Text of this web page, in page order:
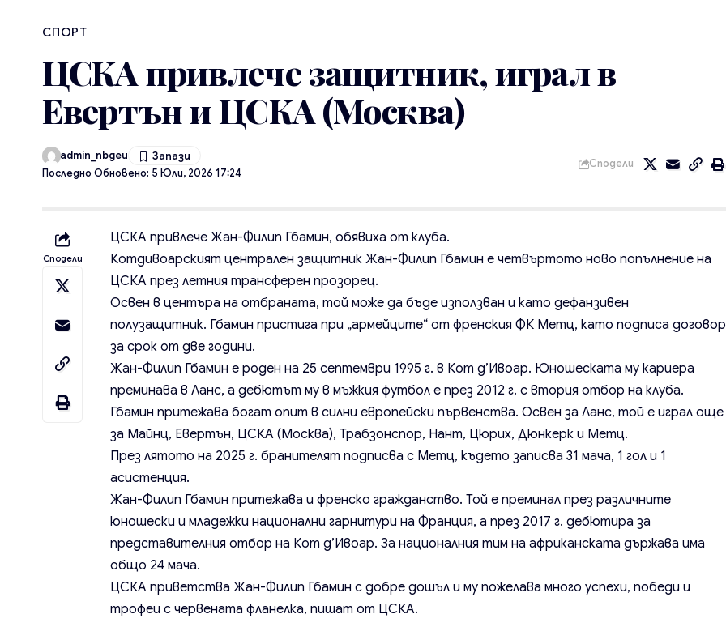
СПОРТ
ЦСКА привлече защитник, играл в
Евертън и ЦСКА (Москва)
Последно Обновено: 5 Юли, 2026 17:24
admin_nbgeu
Сподели
Сподели
ЦСКА привлече Жан-Филип Гбамин, обявиха от клуба.
Котдивоарският централен защитник Жан-Филип Гбамин е четвъртото ново попълнение на
ЦСКА през летния трансферен прозорец.
Освен в центъра на отбраната, той може да бъде използван и като дефанзивен
полузащитник. Гбамин пристига при „армейците“ от френския ФК Метц, като подписа договор
за срок от две години.
Жан-Филип Гбамин е роден на 25 септември 1995 г. в Кот д’Ивоар. Юношеската му кариера
преминава в Ланс, а дебютът му в мъжкия футбол е през 2012 г. с втория отбор на клуба.
Гбамин притежава богат опит в силни европейски първенства. Освен за Ланс, той е играл още
за Майнц, Евертън, ЦСКА (Москва), Трабзонспор, Нант, Цюрих, Дюнкерк и Метц.
През лятото на 2025 г. бранителят подписва с Метц, където записва 31 мача, 1 гол и 1
асистенция.
Жан-Филип Гбамин притежава и френско гражданство. Той е преминал през различните
юношески и младежки национални гарнитури на Франция, а през 2017 г. дебютира за
представителния отбор на Кот д’Ивоар. За националния тим на африканската държава има
общо 24 мача.
ЦСКА приветства Жан-Филип Гбамин с добре дошъл и му пожелава много успехи, победи и
трофеи с червената фланелка, пишат от ЦСКА.